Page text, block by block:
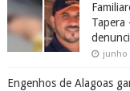
Tapera
junho
Engenhos de Alagoas